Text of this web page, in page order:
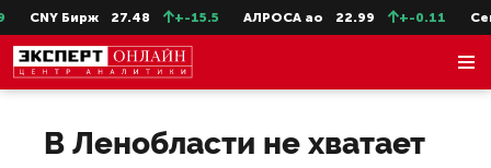
CNY Бирж 27.48 +-15.5 АЛРОСА ао 22.99 +-0.11
В Ленобласти не хватает